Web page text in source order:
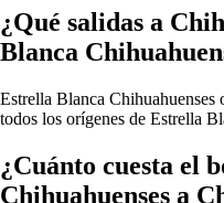
¿Qué salidas a
Blanca
Estrella Blanca Chihuahuenses
todos los orígenes de Estrella
¿Cuánto cuesta el
Chihuahuenses a